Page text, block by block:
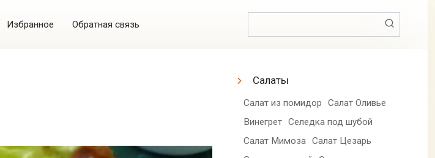
Избранное Обратная связь
Салаты
Салат из помидор
Салат Оливье
Винегрет Селедка под шубой
Салат Мимоза Салат Цезарь